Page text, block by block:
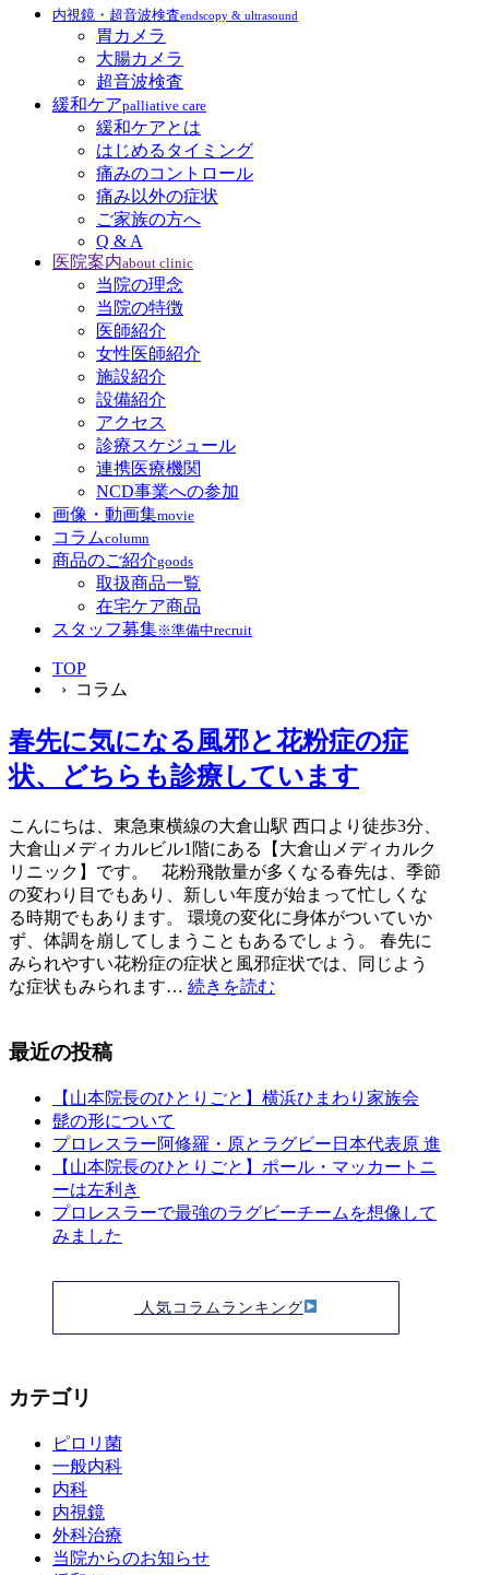
内視鏡・超音波検査endscopy & ultrasound
胃カメラ
大腸カメラ
超音波検査
緩和ケアpalliative care
緩和ケアとは
はじめるタイミング
痛みのコントロール
痛み以外の症状
ご家族の方へ
Q & A
医院案内about clinic
当院の理念
当院の特徴
医師紹介
女性医師紹介
施設紹介
設備紹介
アクセス
診療スケジュール
連携医療機関
NCD事業への参加
画像・動画集movie
コラムcolumn
商品のご紹介goods
取扱商品一覧
在宅ケア商品
スタッフ募集※準備中recruit
TOP
› コラム
春先に気になる風邪と花粉症の症
状、どちらも診療しています
こんにちは、東急東横線の大倉山駅 西口より徒歩3分、
大倉山メディカルビル1階にある【大倉山メディカルク
リニック】です。 花粉飛散量が多くなる春先は、季節
の変わり目でもあり、新しい年度が始まって忙しくな
る時期でもあります。 環境の変化に身体がついていか
ず、体調を崩してしまうこともあるでしょう。 春先に
みられやすい花粉症の症状と風邪症状では、同じよう
な症状もみられます… 続きを読む
最近の投稿
【山本院長のひとりごと】横浜ひまわり家族会
髭の形について
プロレスラー阿修羅・原とラグビー日本代表原 進
【山本院長のひとりごと】ポール・マッカートニ
ーは左利き
プロレスラーで最強のラグビーチームを想像して
みました
人気コラムランキング
カテゴリ
ピロリ菌
一般内科
内科
内視鏡
外科治療
当院からのお知らせ